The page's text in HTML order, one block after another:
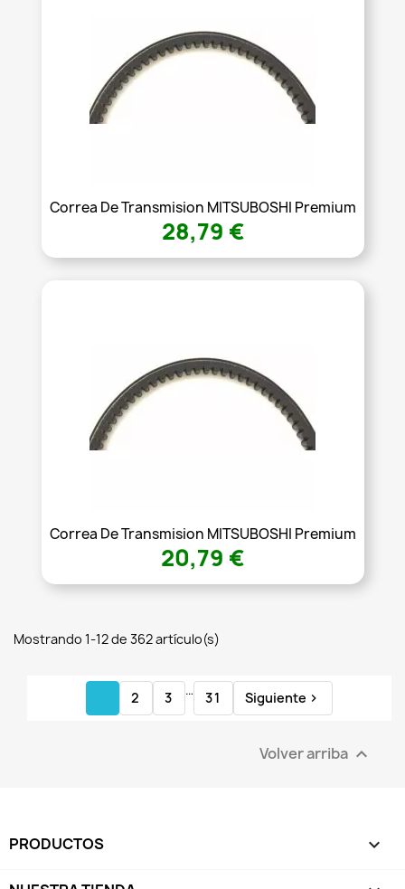
Correa De Transmision MITSUBOSHI Premium
28,79 €
Correa De Transmision MITSUBOSHI Premium
20,79 €
Mostrando 1-12 de 362 artículo(s)
2 3 … 31 Siguiente 
Volver arriba 
PRODUCTOS 